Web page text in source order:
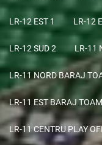
LR-12 EST 1 LR-12
LR-12 SUD 2 LR-11
LR-11 NORD BARAJ
LR-11 EST BARAJ
LR-11 CENTRU PLAY